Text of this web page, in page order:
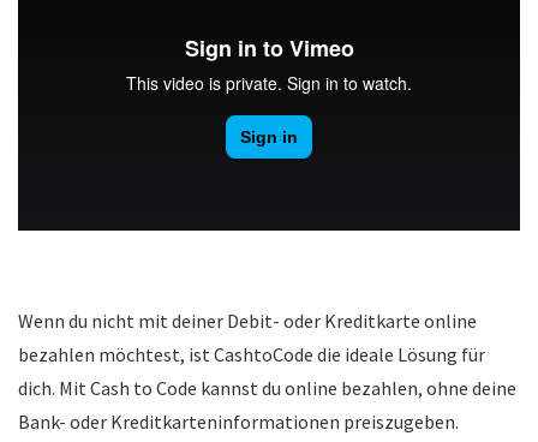
Wenn du nicht mit deiner Debit- oder Kreditkarte online
bezahlen möchtest, ist CashtoCode die ideale Lösung für
dich. Mit Cash to Code kannst du online bezahlen, ohne deine
Bank- oder Kreditkarteninformationen preiszugeben.